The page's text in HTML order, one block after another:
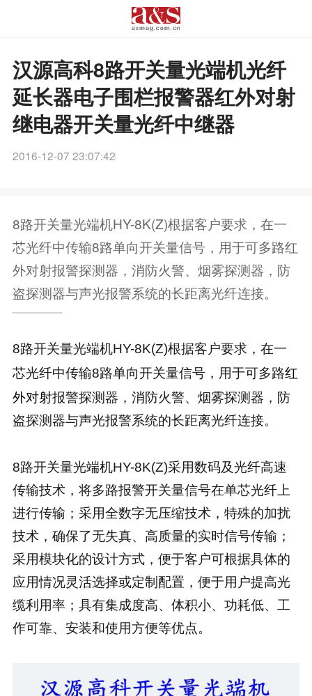
汉源高科8路开关量光端机光纤
延长器电子围栏报警器红外对射
继电器开关量光纤中继器
2016-12-07 23:07:42
8路开关量光端机HY-8K(Z)根据客户要求，在一
芯光纤中传输8路单向开关量信号，用于可多路红
外对射报警探测器，消防火警、烟雾探测器，防
盗探测器与声光报警系统的长距离光纤连接。
8路开关量光端机HY-8K(Z)根据客户要求，在一
芯光纤中传输8路单向开关量信号，用于可多路红
外对射报警探测器，消防火警、烟雾探测器，防
盗探测器与声光报警系统的长距离光纤连接。
8路开关量光端机HY-8K(Z)采用数码及光纤高速
传输技术，将多路报警开关量信号在单芯光纤上
进行传输；采用全数字无压缩技术，特殊的加扰
技术，确保了无失真、高质量的实时信号传输；
采用模块化的设计方式，便于客户可根据具体的
应用情况灵活选择或定制配置，便于用户提高光
缆利用率；具有集成度高、体积小、功耗低、工
作可靠、安装和使用方便等优点。